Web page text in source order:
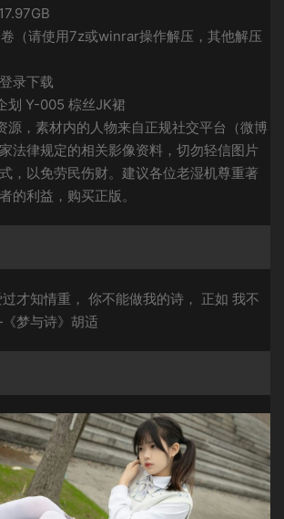
（请使用7z或winrar操作解压，其他解压
录下载
划 Y-005 棕丝JK裙
源，素材内的人物来自正规社交平台（微博
法律规定的相关影像资料，切勿轻信图片
，以免劳民伤财。建议各位老湿机尊重著
的利益，购买正版。
才知情重， 你不能做我的诗， 正如 我不
梦与诗》胡适